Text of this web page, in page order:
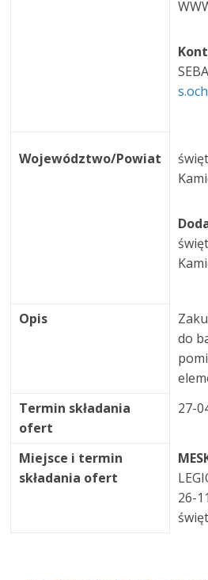
Województwo/Powiat
Opis
do
Termin składania
ofert
27-
Miejsce i termin
składania ofert
26-